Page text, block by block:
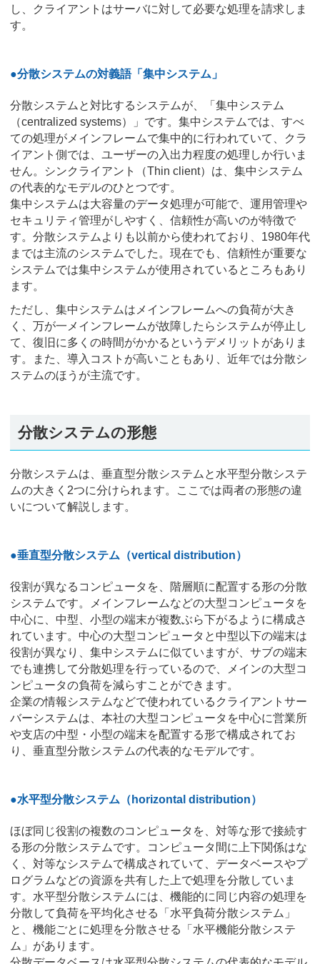
し、クライアントはサーバに対して必要な処理を請求しま
す。
●分散システムの対義語「集中システム」
分散システムと対比するシステムが、「集中システム
（centralized systems）」です。集中システムでは、すべ
ての処理がメインフレームで集中的に行われていて、クラ
イアント側では、ユーザーの入出力程度の処理しか行いま
せん。シンクライアント（Thin client）は、集中システム
の代表的なモデルのひとつです。
集中システムは大容量のデータ処理が可能で、運用管理や
セキュリティ管理がしやすく、信頼性が高いのが特徴で
す。分散システムよりも以前から使われており、1980年代
までは主流のシステムでした。現在でも、信頼性が重要な
システムでは集中システムが使用されているところもあり
ます。
ただし、集中システムはメインフレームへの負荷が大き
く、万が一メインフレームが故障したらシステムが停止し
て、復旧に多くの時間がかかるというデメリットがありま
す。また、導入コストが高いこともあり、近年では分散シ
ステムのほうが主流です。
分散システムの形態
分散システムは、垂直型分散システムと水平型分散システ
ムの大きく2つに分けられます。ここでは両者の形態の違
いについて解説します。
●垂直型分散システム（vertical distribution）
役割が異なるコンピュータを、階層順に配置する形の分散
システムです。メインフレームなどの大型コンピュータを
中心に、中型、小型の端末が複数ぶら下がるように構成さ
れています。中心の大型コンピュータと中型以下の端末は
役割が異なり、集中システムに似ていますが、サブの端末
でも連携して分散処理を行っているので、メインの大型コ
ンピュータの負荷を減らすことができます。
企業の情報システムなどで使われているクライアントサー
バーシステムは、本社の大型コンピュータを中心に営業所
や支店の中型・小型の端末を配置する形で構成されてお
り、垂直型分散システムの代表的なモデルです。
●水平型分散システム（horizontal distribution）
ほぼ同じ役割の複数のコンピュータを、対等な形で接続す
る形の分散システムです。コンピュータ間に上下関係はな
く、対等なシステムで構成されていて、データベースやプ
ログラムなどの資源を共有した上で処理を分散していま
す。水平型分散システムには、機能的に同じ内容の処理を
分散して負荷を平均化させる「水平負荷分散システム」
と、機能ごとに処理を分散させる「水平機能分散システ
ム」があります。